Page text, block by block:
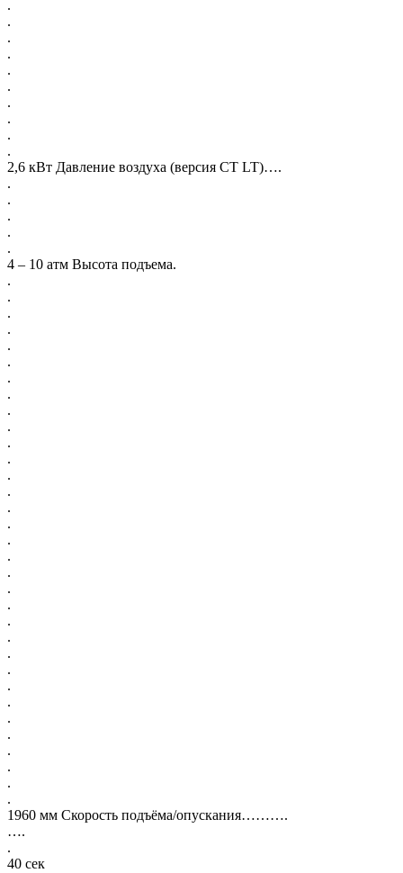
.
.
.
.
.
.
.
.
.
.
2,6 кВт Давление воздуха (версия CT LT)….
.
.
.
.
.
4 – 10 атм Высота подъема.
.
.
.
.
.
.
.
.
.
.
.
.
.
.
.
.
.
.
.
.
.
.
.
.
.
.
.
.
.
.
.
.
.
1960 мм Скорость подъёма/опускания……….
….
.
40 сек